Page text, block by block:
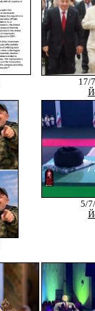
17/
5/